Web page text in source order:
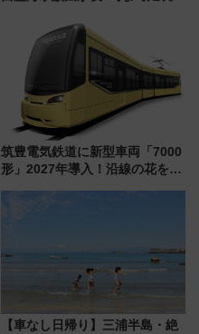
筑豊電気鉄道に新型車両「7000
形」2027年導入！沿線の花をイ
内は落ち着いたゆとりある空間
【車なし日帰り】三浦半島・絶